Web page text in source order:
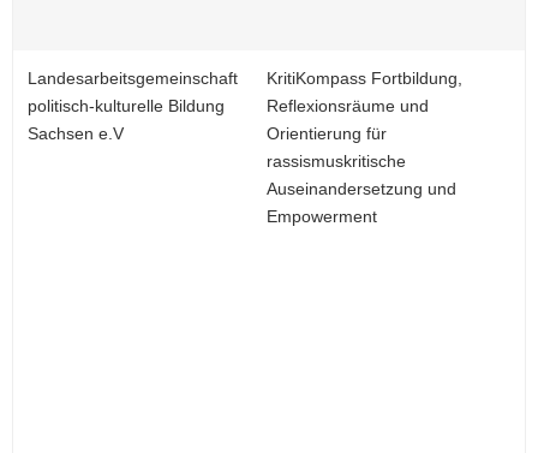
Landesarbeitsgemeinschaft
politisch-kulturelle Bildung
Sachsen e.V
KritiKompass Fortbildung,
Reflexionsräume und
Orientierung für
rassismuskritische
Auseinandersetzung und
Empowerment